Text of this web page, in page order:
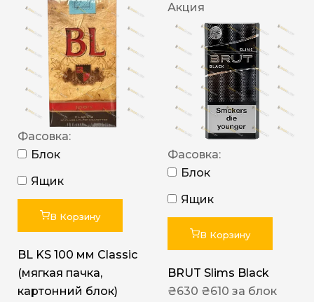
Фасовка:
Блок
Ящик
В Корзину
BL KS 100 мм Classic
(мягкая пачка,
картонний блок)
Акция
Фасовка:
Блок
Ящик
В Корзину
BRUT Slims Black
₴630 ₴610 за блок